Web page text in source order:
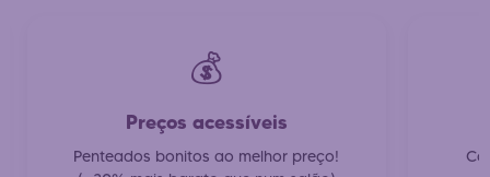
💰
Preços acessíveis
Penteados bonitos ao melhor preço!